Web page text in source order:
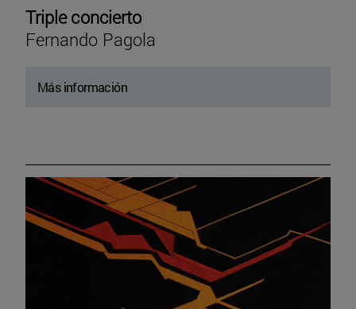
Triple concierto
Fernando Pagola
Más información